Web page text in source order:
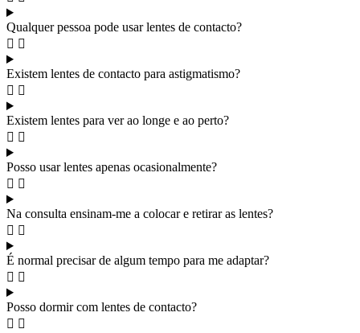
Qualquer pessoa pode usar lentes de contacto?
Existem lentes de contacto para astigmatismo?
Existem lentes para ver ao longe e ao perto?
Posso usar lentes apenas ocasionalmente?
Na consulta ensinam-me a colocar e retirar as lentes?
É normal precisar de algum tempo para me adaptar?
Posso dormir com lentes de contacto?